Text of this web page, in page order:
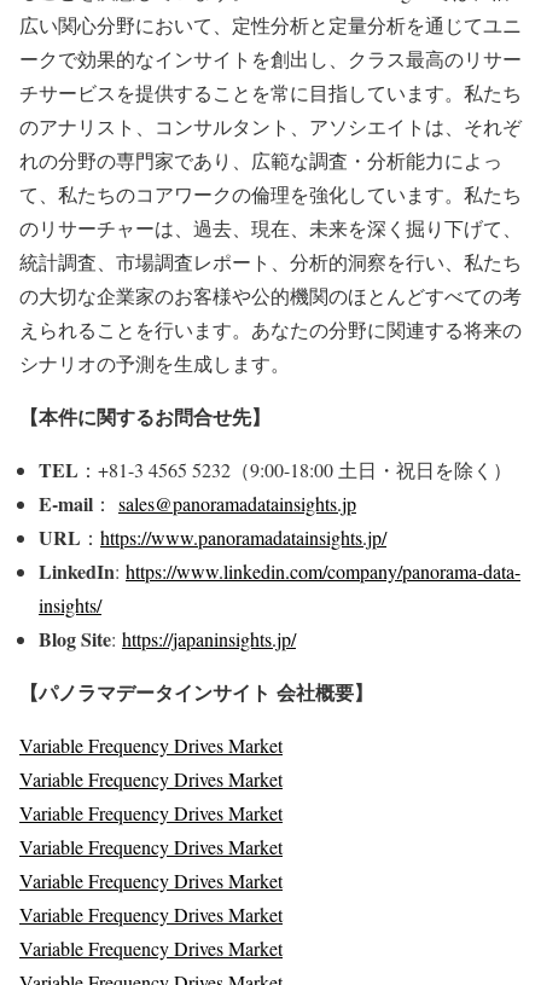
広い関心分野において、定性分析と定量分析を通じてユニ
ークで効果的なインサイトを創出し、クラス最高のリサー
チサービスを提供することを常に目指しています。私たち
のアナリスト、コンサルタント、アソシエイトは、それぞ
れの分野の専門家であり、広範な調査・分析能力によっ
て、私たちのコアワークの倫理を強化しています。私たち
のリサーチャーは、過去、現在、未来を深く掘り下げて、
統計調査、市場調査レポート、分析的洞察を行い、私たち
の大切な企業家のお客様や公的機関のほとんどすべての考
えられることを行います。あなたの分野に関連する将来の
シナリオの予測を生成します。
【本件に関するお問合せ先】
TEL ：+81-3 4565 5232（9:00-18:00 土日・祝日を除く）
E-mail ： sales@panoramadatainsights.jp
URL ： https://www.panoramadatainsights.jp/
LinkedIn: https://www.linkedin.com/company/panorama-data-
insights/
Blog Site: https://japaninsights.jp/
【パノラマデータインサイト 会社概要】
Variable Frequency Drives Market
Variable Frequency Drives Market
Variable Frequency Drives Market
Variable Frequency Drives Market
Variable Frequency Drives Market
Variable Frequency Drives Market
Variable Frequency Drives Market